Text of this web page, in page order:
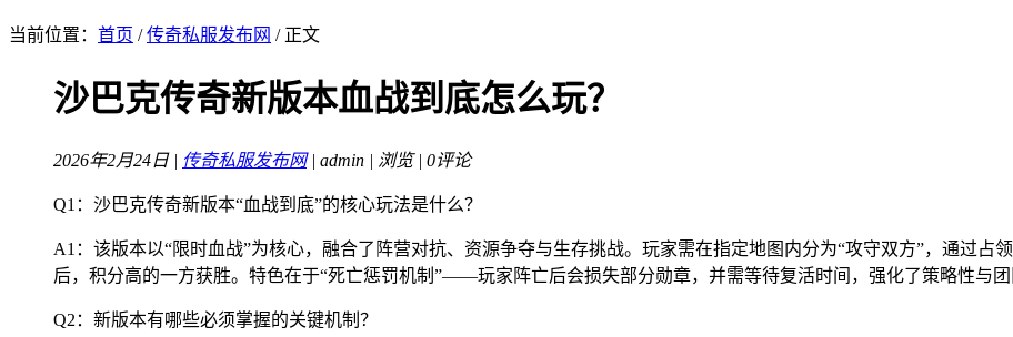
当前位置： 首页 /传奇私服发布网 / 正文
沙巴克传奇新版本血战到底怎么玩？
2026年2月24日 | 传奇私服发布网| admin | 浏览 | 0评论
Q1：沙巴克传奇新版本“血战到底”的核心玩法是什么？
A1：该版本以“限时血战”为核心，融合了阵营对抗、资源争夺与生存挑战。玩家需在指定地图内分为“攻守双方”，通过占
后，积分高的一方获胜。特色在于“死亡惩罚机制”——玩家阵亡后会损失部分勋章，并需等待复活时间，强化了策略性与团
Q2：新版本有哪些必须掌握的关键机制？